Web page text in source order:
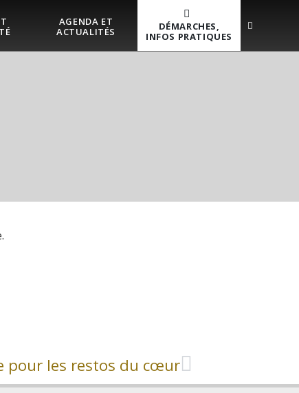
AGENDA ET
ACTUALITÉS
DÉMARCHES,
INFOS PRATIQUES
pour les restos du cœur